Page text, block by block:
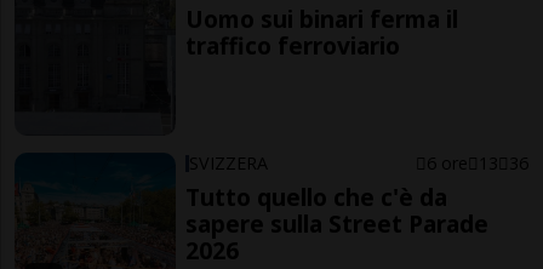
Uomo sui binari ferma il
traffico ferroviario
SVIZZERA 6 ore 13 36
Tutto quello che c'è da
sapere sulla Street Parade
2026